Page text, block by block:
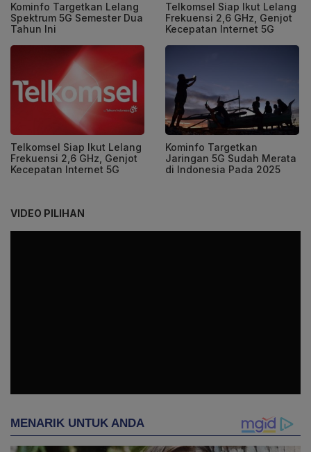
Kominfo Targetkan Lelang
Spektrum 5G Semester Dua
Tahun Ini
Telkomsel Siap Ikut Lelang
Frekuensi 2,6 GHz, Genjot
Kecepatan Internet 5G
Telkomsel Siap Ikut Lelang
Frekuensi 2,6 GHz, Genjot
Kecepatan Internet 5G
Kominfo Targetkan
Jaringan 5G Sudah Merata
di Indonesia Pada 2025
VIDEO PILIHAN